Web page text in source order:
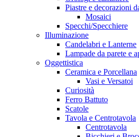
Piastre e decorazioni
Mosaici
Specchi/Specchiere
Illuminazione
Candelabri e Lanterne
Lampade da parete e
Oggettistica
Ceramica e Porcellana
Vasi e Versatoi
Curiosità
Ferro Battuto
Scatole
Tavola e Centrotavola
Centrotavola